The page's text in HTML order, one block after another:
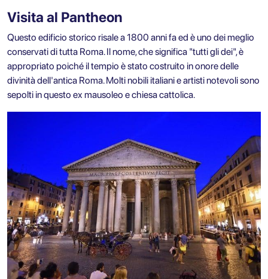
Visita al Pantheon
Questo edificio storico risale a 1800 anni fa ed è uno dei meglio
conservati di tutta Roma. Il nome, che significa "tutti gli dei", è
appropriato poiché il tempio è stato costruito in onore delle
divinità dell'antica Roma. Molti nobili italiani e artisti notevoli sono
sepolti in questo ex mausoleo e chiesa cattolica.